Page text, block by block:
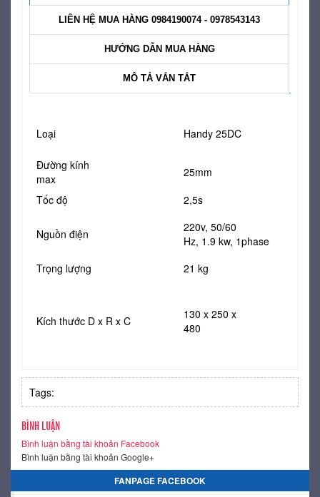
LIÊN HỆ MUA HÀNG 0984190074 - 0978543143
HƯỚNG DẪN MUA HÀNG
MÔ TẢ VẮN TẮT
Loại Handy 25DC
Đường kính
max
25mm
Tốc độ
2,5s
Nguồn điện
220v, 50/60
Hz, 1.9 kw, 1phase
Trọng lượng
21 kg
Kích thước D x R x C
130 x 250 x
480
Tags:
BÌNH LUẬN
Bình luận bằng tài khoản Facebook
Bình luận bằng tài khoản Google+
FANPAGE FACEBOOK